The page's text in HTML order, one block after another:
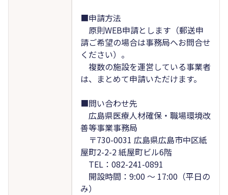
■申請方法
原則WEB申請とします（郵送申
請ご希望の場合は事務局へお問合せ
ください）。
複数の施設を運営している事業者
は、まとめて申請いただけます。
■問い合わせ先
広島県医療人材確保・職場環境改
善等事業事務局
〒730-0031 広島県広島市中区紙
屋町2-2-2 紙屋町ビル6階
TEL：082-241-0891
開設時間：9:00 ～ 17:00（平日の
み）